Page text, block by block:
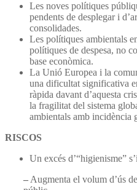
Les noves polítiques
pendents de desplegar i
consolidades.
Les polítiques ambientals
polítiques de despesa, no
base econòmica.
La Unió Europea i la
una dificultat significativa
ràpida davant d’aquesta
la fragilitat del sistema
ambientals amb incidència
RISCOS
Un excés d’“higienisme”
– Augmenta el volum d’ús